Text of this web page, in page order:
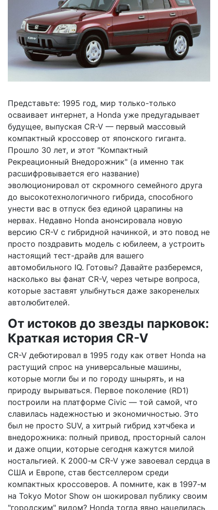
Представьте: 1995 год, мир только-только
осваивает интернет, а Honda уже предугадывает
будущее, выпуская CR-V — первый массовый
компактный кроссовер от японского гиганта.
Прошло 30 лет, и этот "Компактный
Рекреационный Внедорожник" (а именно так
расшифровывается его название)
эволюционировал от скромного семейного друга
до высокотехнологичного гибрида, способного
унести вас в отпуск без единой царапины на
нервах. Недавно Honda анонсировала новую
версию CR-V с гибридной начинкой, и это повод не
просто поздравить модель с юбилеем, а устроить
настоящий тест-драйв для вашего
автомобильного IQ. Готовы? Давайте разберемся,
насколько вы фанат CR-V, через четыре вопроса,
которые заставят улыбнуться даже закоренелых
автолюбителей.
От истоков до звезды парковок:
Краткая история CR-V
CR-V дебютировал в 1995 году как ответ Honda на
растущий спрос на универсальные машины,
которые могли бы и по городу шнырять, и на
природу вырываться. Первое поколение (RD1)
построили на платформе Civic — той самой, что
славилась надежностью и экономичностью. Это
был не просто SUV, а хитрый гибрид хэтчбека и
внедорожника: полный привод, просторный салон
и даже опции, которые сегодня кажутся милой
ностальгией. К 2000-м CR-V уже завоевал сердца в
США и Европе, став бестселлером среди
компактных кроссоверов. А помните, как в 1997-м
на Tokyo Motor Show он шокировал публику своим
"городским" видом? Honda тогда явно нацелилась